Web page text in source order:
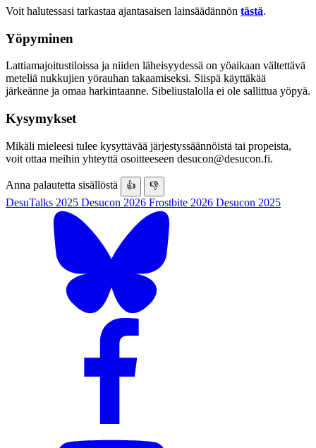
Voit halutessasi tarkastaa ajantasaisen lainsäädännön tästä.
Yöpyminen
Lattiamajoitustiloissa ja niiden läheisyydessä on yöaikaan vältettävä
meteliä nukkujien yörauhan takaamiseksi. Siispä käyttäkää
järkeänne ja omaa harkintaanne. Sibeliustalolla ei ole sallittua yöpyä.
Kysymykset
Mikäli mieleesi tulee kysyttävää järjestyssäännöistä tai propeista,
voit ottaa meihin yhteyttä osoitteeseen desucon@desucon.fi.
Anna palautetta sisällöstä 👍 👎
DesuTalks 2025 Desucon 2026 Frostbite 2026 Desucon 2025